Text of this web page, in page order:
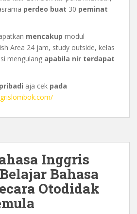
perdeo buat 30 peminat
mencakup modul
Area 24 jam, study outside, kelas
mengulang apabila nir terdapat
pribadi aja cek pada
Inggris
Bahasa
Otodidak